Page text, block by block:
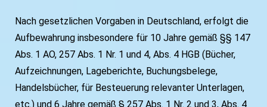
Nach gesetzlichen Vorgaben in Deutschland, erfolgt die
Aufbewahrung insbesondere für 10 Jahre gemäß §§ 147
Abs. 1 AO, 257 Abs. 1 Nr. 1 und 4, Abs. 4 HGB (Bücher,
Aufzeichnungen, Lageberichte, Buchungsbelege,
Handelsbücher, für Besteuerung relevanter Unterlagen,
etc.) und 6 Jahre gemäß § 257 Abs. 1 Nr. 2 und 3, Abs. 4